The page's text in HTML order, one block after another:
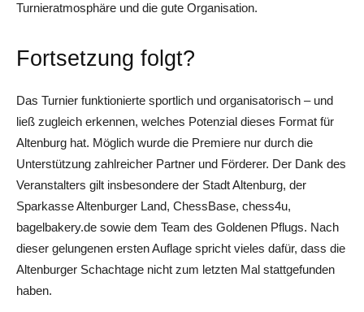
Turnieratmosphäre und die gute Organisation.
Fortsetzung folgt?
Das Turnier funktionierte sportlich und organisatorisch – und
ließ zugleich erkennen, welches Potenzial dieses Format für
Altenburg hat. Möglich wurde die Premiere nur durch die
Unterstützung zahlreicher Partner und Förderer. Der Dank des
Veranstalters gilt insbesondere der Stadt Altenburg, der
Sparkasse Altenburger Land, ChessBase, chess4u,
bagelbakery.de sowie dem Team des Goldenen Pflugs. Nach
dieser gelungenen ersten Auflage spricht vieles dafür, dass die
Altenburger Schachtage nicht zum letzten Mal stattgefunden
haben.